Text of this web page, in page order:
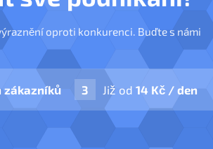
oproti konkurenci. Buďte s námi
zákazníků Již od 14 Kč / den